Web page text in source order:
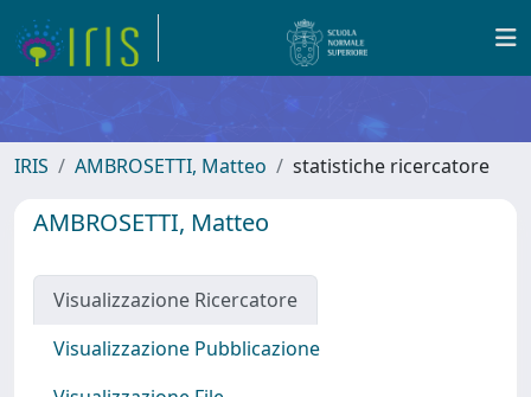
IRIS AMBROSETTI, Matteo statistiche ricercatore
AMBROSETTI, Matteo
Visualizzazione Ricercatore
Visualizzazione Pubblicazione